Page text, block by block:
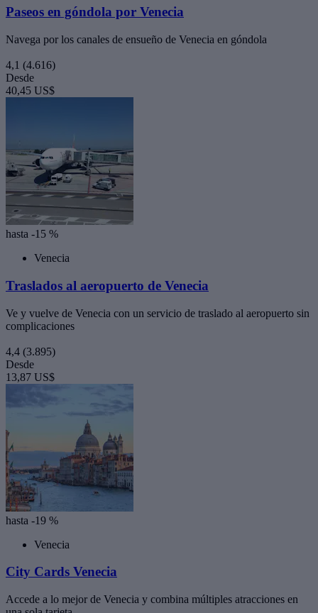
Paseos en góndola por Venecia
Navega por los canales de ensueño de Venecia en góndola
4,1 (4.616)
Desde
40,45 US$
hasta -15 %
Venecia
Traslados al aeropuerto de Venecia
Ve y vuelve de Venecia con un servicio de traslado al aeropuerto sin
complicaciones
4,4 (3.895)
Desde
13,87 US$
hasta -19 %
Venecia
City Cards Venecia
Accede a lo mejor de Venecia y combina múltiples atracciones en